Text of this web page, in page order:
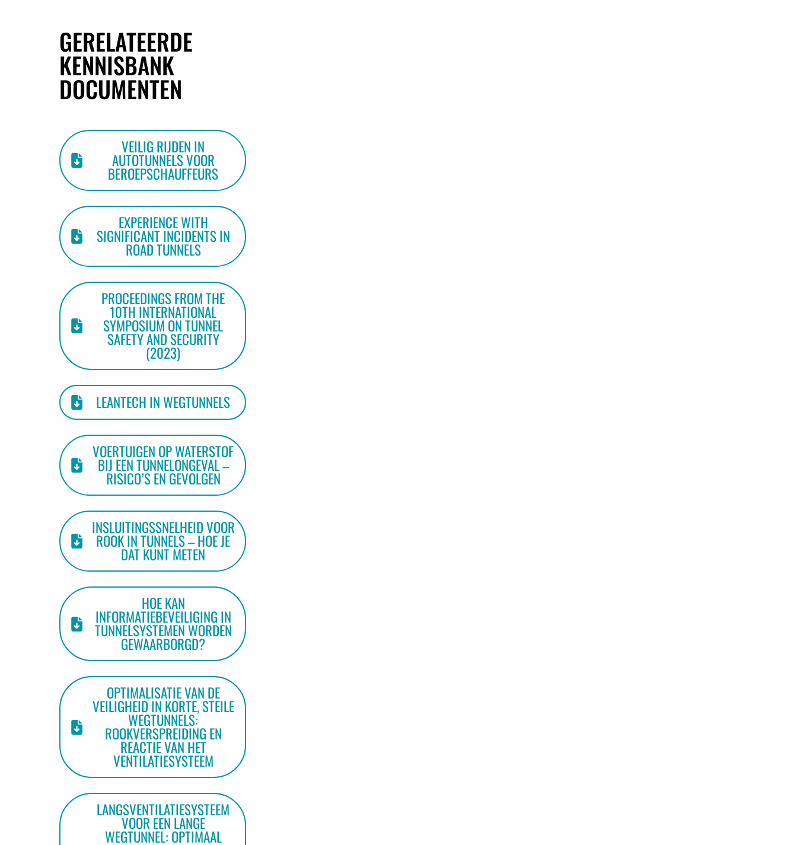
GERELATEERDE
KENNISBANK
DOCUMENTEN
VEILIG RIJDEN IN
AUTOTUNNELS VOOR
BEROEPSCHAUFFEURS
EXPERIENCE WITH
SIGNIFICANT INCIDENTS IN
ROAD TUNNELS
PROCEEDINGS FROM THE
10TH INTERNATIONAL
SYMPOSIUM ON TUNNEL
SAFETY AND SECURITY
(2023)
LEANTECH IN WEGTUNNELS
VOERTUIGEN OP WATERSTOF
BIJ EEN TUNNELONGEVAL –
RISICO’S EN GEVOLGEN
INSLUITINGSSNELHEID VOOR
ROOK IN TUNNELS – HOE JE
DAT KUNT METEN
HOE KAN
INFORMATIEBEVEILIGING IN
TUNNELSYSTEMEN WORDEN
GEWAARBORGD?
OPTIMALISATIE VAN DE
VEILIGHEID IN KORTE, STEILE
WEGTUNNELS:
ROOKVERSPREIDING EN
REACTIE VAN HET
VENTILATIESYSTEEM
LANGSVENTILATIESYSTEEM
VOOR EEN LANGE
WEGTUNNEL: OPTIMAAL